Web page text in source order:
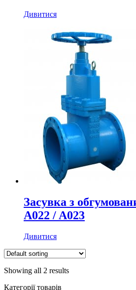
Дивитися
Засувка з
A022 / A023
Дивитися
Showing all 2 results
Категорії товарів